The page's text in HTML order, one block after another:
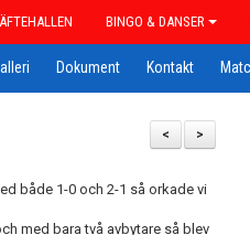
BINGO & DANSER
Dokument Kontakt
>
<
både 1-0 och 2-1 så orkade vi
med bara två avbytare så blev